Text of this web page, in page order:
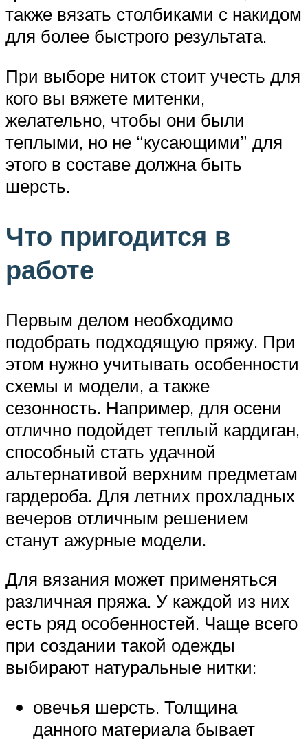
также вязать столбиками с накидом
для более быстрого результата.
При выборе ниток стоит учесть для
кого вы вяжете митенки,
желательно, чтобы они были
теплыми, но не “кусающими” для
этого в составе должна быть
шерсть.
Что пригодится в
работе
Первым делом необходимо
подобрать подходящую пряжу. При
этом нужно учитывать особенности
схемы и модели, а также
сезонность. Например, для осени
отлично подойдет теплый кардиган,
способный стать удачной
альтернативой верхним предметам
гардероба. Для летних прохладных
вечеров отличным решением
станут ажурные модели.
Для вязания может применяться
различная пряжа. У каждой из них
есть ряд особенностей. Чаще всего
при создании такой одежды
выбирают натуральные нитки:
овечья шерсть. Толщина
данного материала бывает